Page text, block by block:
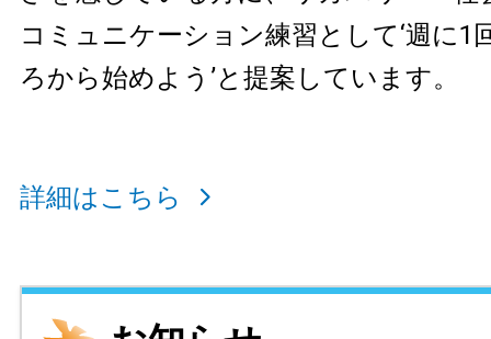
コミュニケーション練習として‘週に1
ろから始めよう’と提案しています。
詳細はこちら